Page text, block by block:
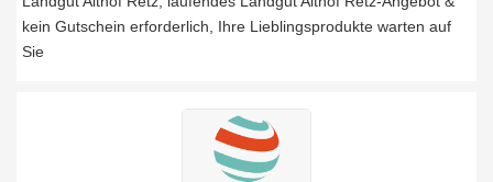
kein Gutschein erforderlich, Ihre Lieblingsprodukte warten auf
Sie